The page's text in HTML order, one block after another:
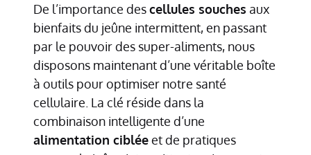
De l’importance descellules souches aux
bienfaits du jeûne intermittent, en passant
par le pouvoir des super-aliments, nous
disposons maintenant d’une véritable boîte
à outils pour optimiser notre santé
cellulaire. La clé réside dans la
combinaison intelligente d’une
alimentation cibléeet de pratiques